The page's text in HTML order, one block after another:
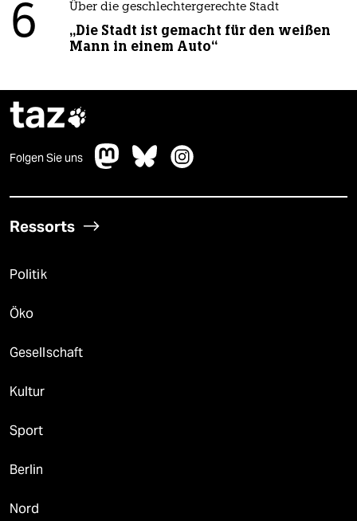
6 Über die geschlechtergerechte Stadt
„Die Stadt ist gemacht für den weißen
Mann in einem Auto“
taz
Folgen Sie uns
Ressorts
Politik
Öko
Gesellschaft
Kultur
Sport
Berlin
Nord